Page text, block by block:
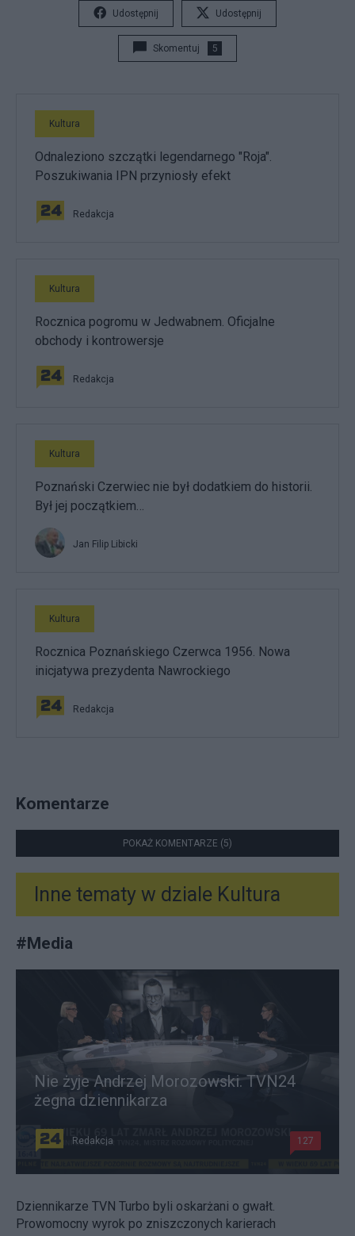
Udostępnij Udostępnij
Skomentuj 5
Kultura
Odnaleziono szczątki legendarnego "Roja".
Poszukiwania IPN przyniosły efekt
Redakcja
Kultura
Rocznica pogromu w Jedwabnem. Oficjalne
obchody i kontrowersje
Redakcja
Kultura
Poznański Czerwiec nie był dodatkiem do historii.
Był jej początkiem…
Jan Filip Libicki
Kultura
Rocznica Poznańskiego Czerwca 1956. Nowa
inicjatywa prezydenta Nawrockiego
Redakcja
Komentarze
POKAŻ KOMENTARZE (5)
Inne tematy w dziale Kultura
#Media
Nie żyje Andrzej Morozowski. TVN24
żegna dziennikarza
Redakcja 127
Dziennikarze TVN Turbo byli oskarżani o gwałt.
Prowomocny wyrok po zniszczonych karierach